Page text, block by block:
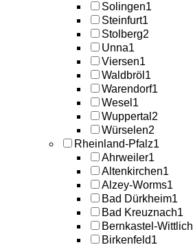
Solingen1
Steinfurt1
Stolberg2
Unna1
Viersen1
Waldbröl 1
Warendorf1
Wesel 1
Wuppertal 2
Würselen2
Rheinland-Pfalz1
Ahrweiler1
Altenkirchen1
Alzey-Worms1
Bad Dürkheim1
Bad Kreuznach1
Bernkastel-Wittlich
Birkenfeld1